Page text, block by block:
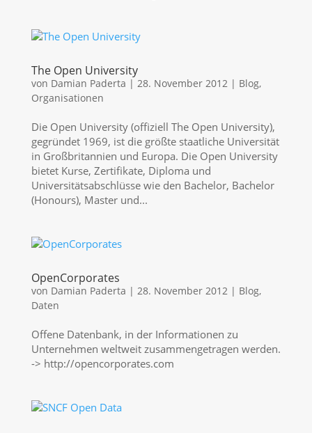
The Open University
von Damian Paderta | 28. November 2012| Blog,
Organisationen
Die Open University (offiziell The Open University),
gegründet 1969, ist die größte staatliche Universität
in Großbritannien und Europa. Die Open University
bietet Kurse, Zertifikate, Diploma und
Universitätsabschlüsse wie den Bachelor, Bachelor
(Honours), Master und...
OpenCorporates
von Damian Paderta | 28. November 2012| Blog,
Daten
Offene Datenbank, in der Informationen zu
Unternehmen weltweit zusammengetragen werden.
-> http://opencorporates.com